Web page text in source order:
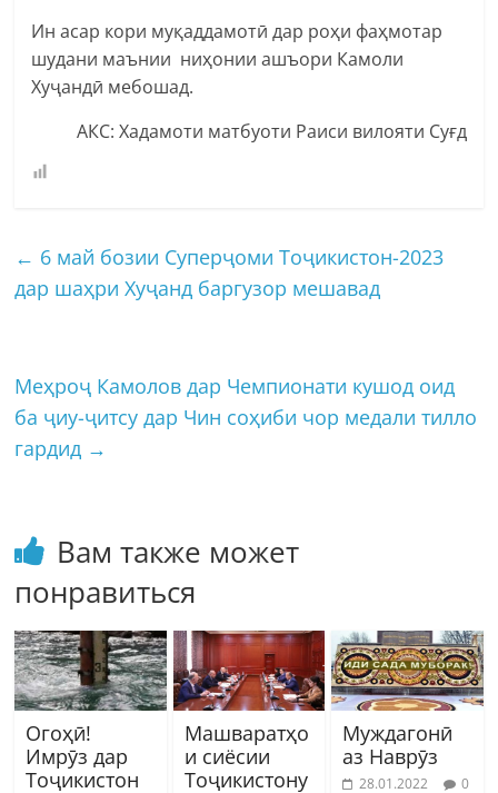
Ин асар кори муқаддамотӣ дар роҳи фаҳмотар
шудани маънии ниҳонии ашъори Камоли
Хуҷандӣ мебошад.
АКС: Хадамоти матбуоти Раиси вилояти Суғд
← 6 май бозии Суперҷоми Тоҷикистон-2023
дар шаҳри Хуҷанд баргузор мешавад
Меҳроҷ Камолов дар Чемпионати кушод оид
ба ҷиу-ҷитсу дар Чин соҳиби чор медали тилло
гардид →
Вам также может
понравиться
Огоҳӣ!
Имрӯз дар
Тоҷикистон
Машваратҳо
и сиёсии
Тоҷикистону
Муждагонӣ
аз Наврӯз
28.01.2022 0